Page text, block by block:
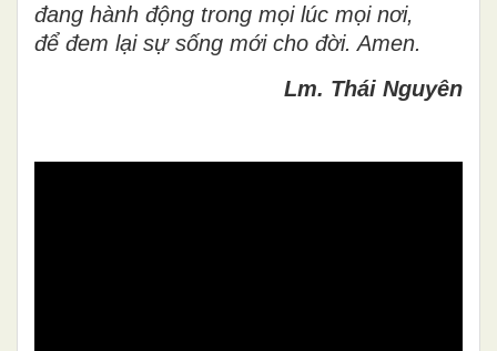
đang hành động trong mọi lúc mọi nơi,
để đem lại sự sống mới cho đời. Amen.
Lm. Thái Nguyên